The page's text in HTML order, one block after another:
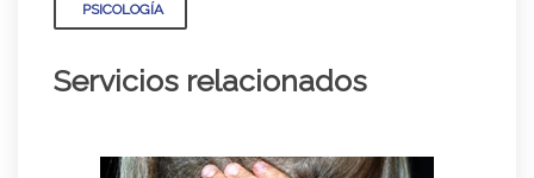
PSICOLOGÍA
Servicios relacionados